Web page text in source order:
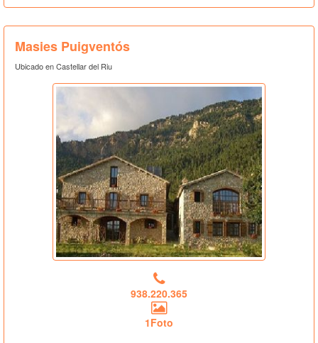
Masies Puigventós
Ubicado en Castellar del Riu
938.220.365
1Foto